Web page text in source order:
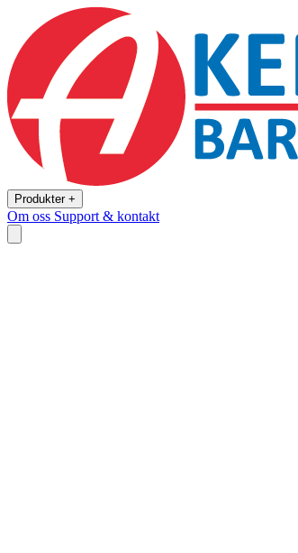
Produkter +
Om oss Support & kontakt